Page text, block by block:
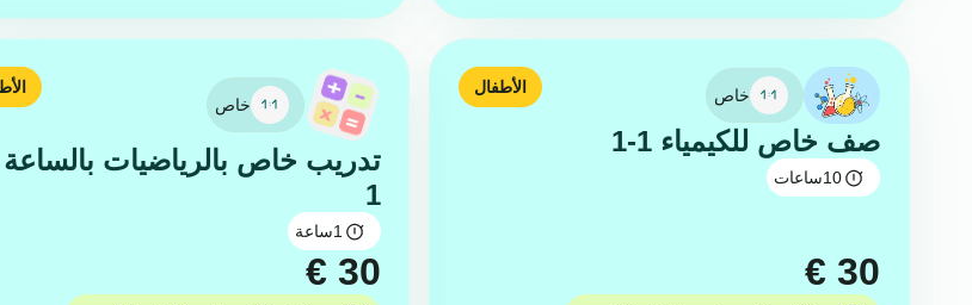
خاص
صف خاص للكيمياء 1-1
10ساعات
الأطفال
€ 30
خاص
1
1ساعة
€30